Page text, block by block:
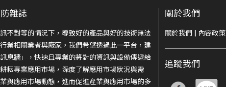
雜誌
不對等的情況下，導致好的產品與好的技術無法
業相關業者與廠家，我們希望透過此一平台，建
息牆」，快速且專業的將對的資訊與設備傳遞給
耘專業應用市場，深度了解應用市場狀況與需
與應用市場動態，進而促進產業與應用市場的多
關於我們
關於我們 | 內容政策
追蹤我們